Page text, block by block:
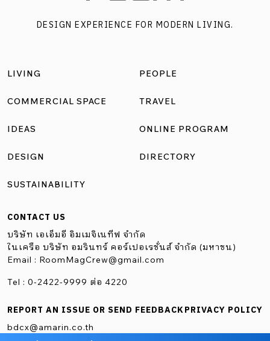
นั้น ยูเรก้าสาขาช่องนนทรีแห่งนี้ก็ยังมีเอกลักษณ์ด้านการใช้
ความรู้สึกคล้ายหินขัด ช่วยเสริมความโดดเด่นให้เคาน์เตอร์บาร์
การเก็บรายละเอียดเล็ก ๆ ที่สะท้อนถึงบริบทดั้งเดิมของพื้นที่ให้
คงอยู่ ไม่ว่าจะเป็นลายหยดน้ำบนกำแพง หรือร่องรอยของนั่ง
แบบ “สตรีท” แต่ก็ยังเรียบเท่ได้อย่างลงตัว IDEAS TO GRAB A.
แต่ก็ยังสามารถมองผ่านได้ไม่ให้รู้สึกทึบเกินไป B.พนักปูน สกัด
ผิวขรุขระ ให้ความรู้สึกดิบและดึงดูดสายตา ความเป็นที่นั่งถาวร
ยังช่วยกั้นพื้นที่ สร้างความเป็นส่วนตัวได้ชัดเจน C. โต๊ะลายหิน
ขัดแฝงอารมณ์พื้นผิวแห่งความคลาสสิก ที่ทำความสะอาดง่าย
DESIGN EXPERIENCE FOR MODERN LIVING.
LIVING
COMMERCIAL SPACE
IDEAS
DESIGN
SUSTAINABILITY
PEOPLE
TRAVEL
ONLINE PROGRAM
DIRECTORY
CONTACT US
บริษัท เอเอ็มอี อิมเมจิเนทีฟ จำกัด
ในเครือ บริษัท อมรินทร์ คอร์เปอเรชั่นส์ จำกัด (มหาชน)
Email : RoomMagCrew@gmail.com
Tel : 0-2422-9999 ต่อ 4220
REPORT AN ISSUE OR SEND FEEDBACK
bdcx@amarin.co.th
PRIVACY POLICY